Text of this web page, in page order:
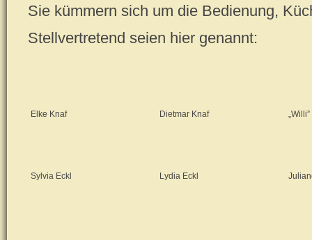
Sie kümmern sich um die Bedienung,
Stellvertretend seien hier genannt:
Elke Knaf Dietmar Knaf
Sylvia Eckl Lydia Eckl